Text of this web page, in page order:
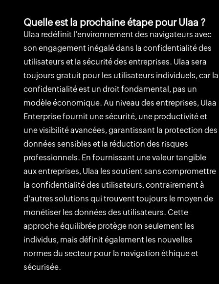
Quelle est la prochaine étape pour Ulaa ?
Ulaa redéfinit l'environnement des navigateurs avec
son engagement inégalé dans la confidentialité des
utilisateurs et la sécurité des entreprises. Ulaa sera
toujours gratuit pour les utilisateurs individuels, car la
confidentialité est un droit fondamental, pas un
modèle économique. Au niveau des entreprises, Ulaa
Enterprise fournit une sécurité, une productivité et
une visibilité avancées, garantissant la protection des
données sensibles et la réduction des risques
professionnels. En fournissant une valeur tangible
aux entreprises, Ulaa les soutient sans compromettre
la confidentialité des utilisateurs, contrairement à
d'autres solutions qui trouvent toujours le moyen de
monétiser les données des utilisateurs. Cette
approche équilibrée protège non seulement les
individus, mais définit également les nouvelles
normes du secteur pour la navigation éthique et
sécurisée.